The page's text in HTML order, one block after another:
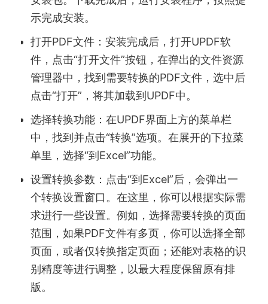
示完成安装。
打开PDF文件：安装完成后，打开UPDF软
件，点击“打开文件”按钮，在弹出的文件资源
管理器中，找到需要转换的PDF文件，选中后
点击“打开”，将其加载到UPDF中。
选择转换功能：在UPDF界面上方的菜单栏
中，找到并点击“转换”选项。在展开的下拉菜
单里，选择“到Excel”功能。
设置转换参数：点击“到Excel”后，会弹出一
个转换设置窗口。在这里，你可以根据实际需
求进行一些设置。例如，选择需要转换的页面
范围，如果PDF文件有多页，你可以选择全部
页面，或者仅转换指定页面；还能对表格的识
别精度等进行调整，以最大程度保留原有排
版。